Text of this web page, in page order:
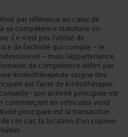
par référence au cœur de
sa compétence statutaire ou
Ce n’est pas l’utilité de
de l’activité qui compte — le
— mais l’appartenance
de compétence défini par
kinésithérapeute soigne des
est l’acte de kinésithérapie.
: son activité principale est
commerçant en véhicules vend
principale est la transaction
ces cas, la location d’un copieur